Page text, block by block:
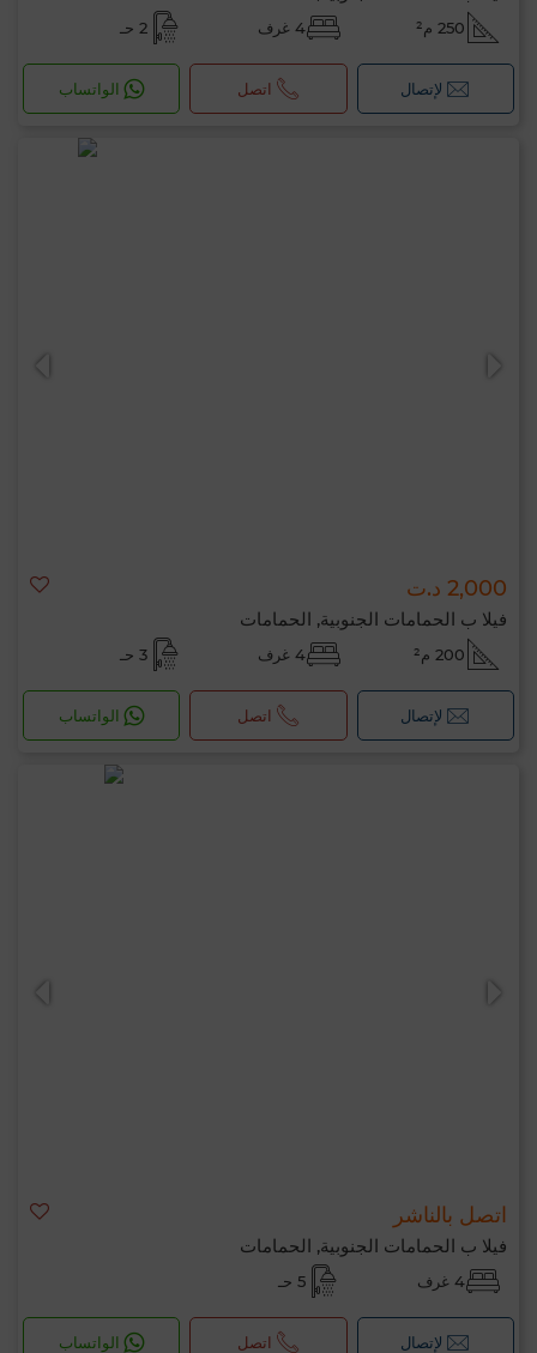
250 م² 4 غرف 2 حـ
لإتصال اتصل الواتساب
2,000 د.ت
فيلا ب الحمامات الجنوبية, الحمامات
200 م² 4 غرف 3 حـ
لإتصال اتصل الواتساب
اتصل بالناشر
فيلا ب الحمامات الجنوبية, الحمامات
4 غرف 5 حـ
لإتصال اتصل الواتساب
مرحبًا، أنا MIA. ما المعيار الذي ترغب في تطبيقه
الآن؟